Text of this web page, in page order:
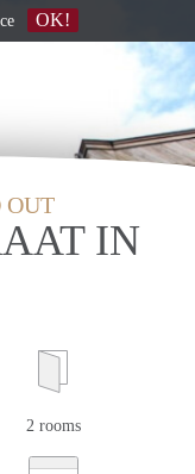
OUT
IN
2 rooms
OK!